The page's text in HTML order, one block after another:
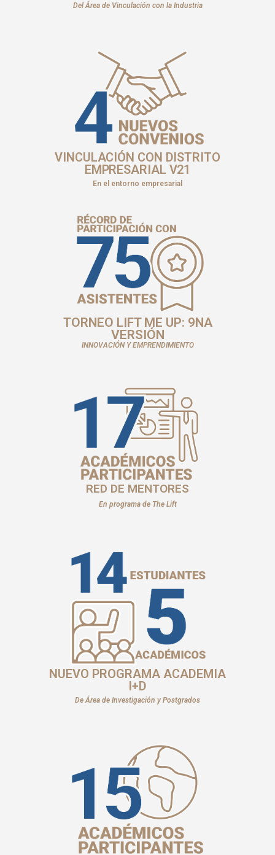
Del Área de Vinculación con la Industria
VINCULACIÓN CON DISTRITO
EMPRESARIAL V21
En el entorno empresarial
TORNEO LIFT ME UP: 9NA
VERSIÓN
INNOVACIÓN Y EMPRENDIMIENTO
RED DE MENTORES
En programa de The Lift
NUEVO PROGRAMA ACADEMIA
I+D
De Área de Investigación y Postgrados